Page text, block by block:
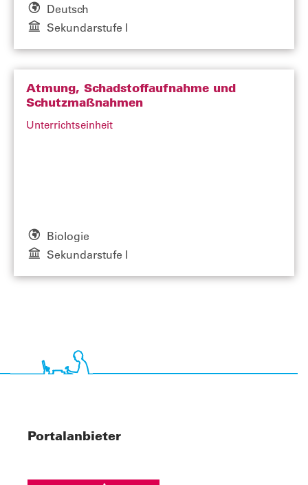
Deutsch
Sekundarstufe I
Atmung, Schadstoffaufnahme und
Schutzmaßnahmen
Unterrichtseinheit
Biologie
Sekundarstufe I
Portalanbieter